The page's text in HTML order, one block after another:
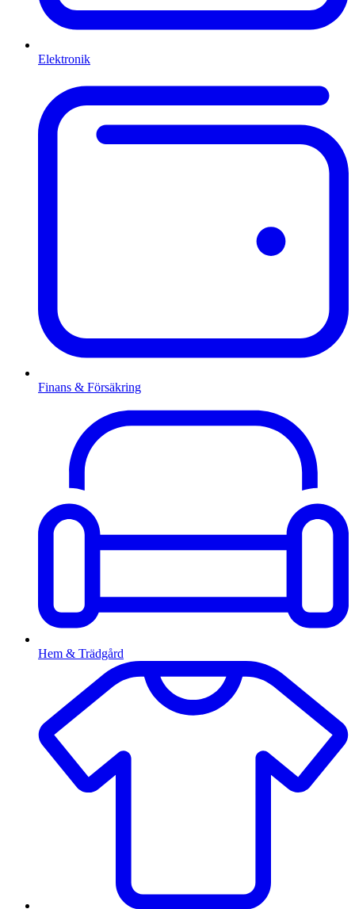
Elektronik
Finans & Försäkring
Hem & Trädgård